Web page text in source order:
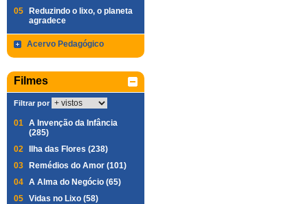
05
Reduzindo o lixo, o planeta
agradece
Acervo Pedagógico
Filmes
Filtrar por
01 A Invenção da Infância
(285)
02
Ilha das Flores (238)
03
Remédios do Amor (101)
04 A Alma do Negócio (65)
05 Vidas no Lixo (58)